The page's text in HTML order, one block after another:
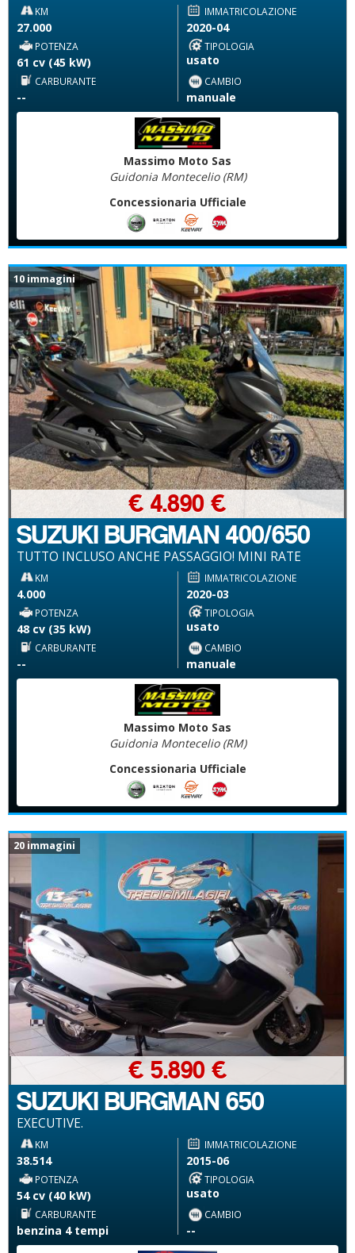
KM
27.000
IMMATRICOLAZIONE
2020-04
POTENZA
61 cv (45 kW)
TIPOLOGIA
usato
CARBURANTE
--
CAMBIO
manuale
Massimo Moto Sas
Guidonia Montecelio (RM)
Concessionaria Ufficiale
10 immagini
SUZUKI BURGMAN 400/650
TUTTO INCLUSO ANCHE PASSAGGIO! MINI RATE
€ 4.890 €
KM
4.000
IMMATRICOLAZIONE
2020-03
POTENZA
48 cv (35 kW)
TIPOLOGIA
usato
CARBURANTE
--
CAMBIO
manuale
Massimo Moto Sas
Guidonia Montecelio (RM)
Concessionaria Ufficiale
20 immagini
SUZUKI BURGMAN 650
EXECUTIVE.
€ 5.890 €
KM
38.514
IMMATRICOLAZIONE
2015-06
POTENZA
54 cv (40 kW)
TIPOLOGIA
usato
CARBURANTE
benzina 4 tempi
CAMBIO
--